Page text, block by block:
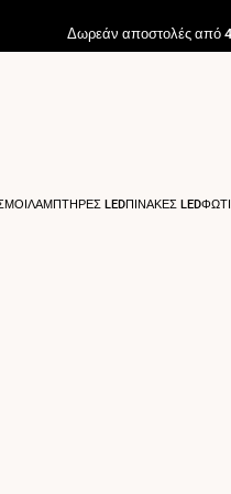
Δωρεάν αποστολές από
ΛΑΜΠΤΗΡΕΣ LEDΠΙΝΑΚΕΣ LED